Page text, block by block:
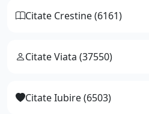
Citate Crestine (6161)
Citate Viata (37550)
Citate Iubire (6503)